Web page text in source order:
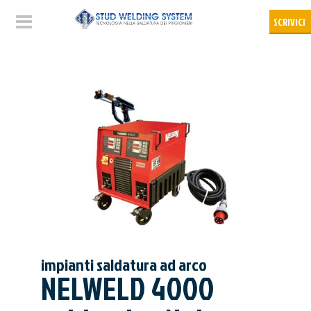
impianti saldatura ad arco
NELWELD 4000